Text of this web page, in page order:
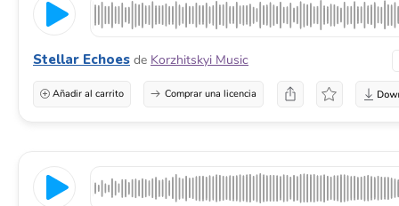
Stellar Echoes de Korzhitskyi Music
Añadir al carrito Comprar una licencia